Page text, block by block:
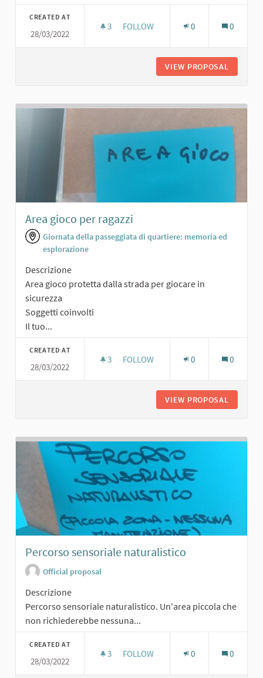
CREATED AT
28/03/2022
3 3 FOLLOWERS
FOLLOW 0 0
VIEW PROPOSAL
Area gioco per ragazzi
Giornata della passeggiata di quartiere: memoria ed
esplorazione
Descrizione
Area gioco protetta dalla strada per giocare in
sicurezza
Soggetti coinvolti
Il tuo...
CREATED AT
28/03/2022
3 3 FOLLOWERS
FOLLOW 0 0
VIEW PROPOSAL
Percorso sensoriale naturalistico
Official proposal
Descrizione
Percorso sensoriale naturalistico. Un'area piccola che
non richiederebbe nessuna...
CREATED AT
28/03/2022
3 3 FOLLOWERS
FOLLOW 0 0